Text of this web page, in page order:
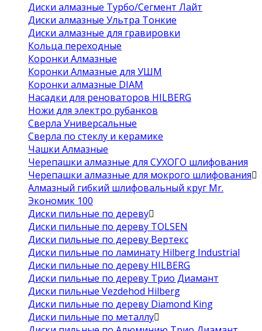
Диски алмазные Турбо/Сегмент Лайт
Диски алмазные Ультра Тонкие
Диски алмазные для гравировки
Кольца переходные
Коронки Алмазные
Коронки Алмазные для УШМ
Коронки алмазные DIAM
Насадки для реноваторов HILBERG
Ножи для электро рубанков
Сверла Универсальные
Сверла по стеклу и керамике
Чашки Алмазные
Черепашки алмазные для СУХОГО шлифования
Черепашки алмазные для мокрого шлифования
Алмазный гибкий шлифовальный круг Mr.
Экономик 100
Диски пильные по дереву
Диски пильные по дереву TOLSEN
Диски пильные по дереву Вертекс
Диски пильные по ламинату Hilberg Industrial
Диски пильные по дереву HILBERG
Диски пильные по дереву Трио Диамант
Диски пильные Vezdehod Hilberg
Диски пильные по дереву Diamond King
Диски пильные по металлу